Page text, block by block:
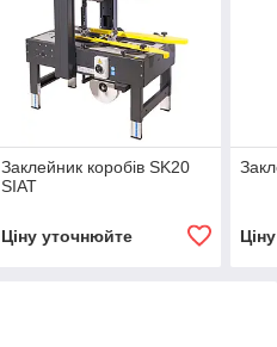
Заклейник коробів SK20
SIAT
Ціну уточнюйте